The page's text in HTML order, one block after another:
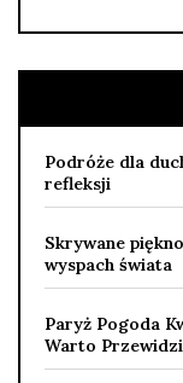
Podróże dla
refleksji
Skrywane
wyspach świata
Paryż Pogoda
Warto